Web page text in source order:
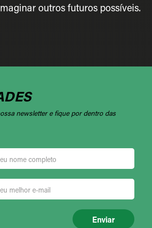
outros futuros possíveis.
newsletter e fique por dentro das
Enviar